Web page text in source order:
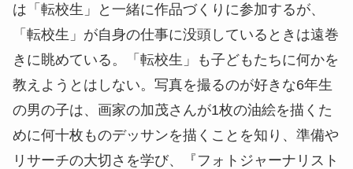
は「転校生」と一緒に作品づくりに参加するが、
「転校生」が自身の仕事に没頭しているときは遠巻
きに眺めている。「転校生」も子どもたちに何かを
教えようとはしない。写真を撮るのが好きな6年生
の男の子は、画家の加茂さんが1枚の油絵を描くた
めに何十枚ものデッサンを描くことを知り、準備や
リサーチの大切さを学び、『フォトジャーナリスト